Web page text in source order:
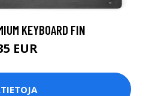
KEYBOARD FIN
EUR